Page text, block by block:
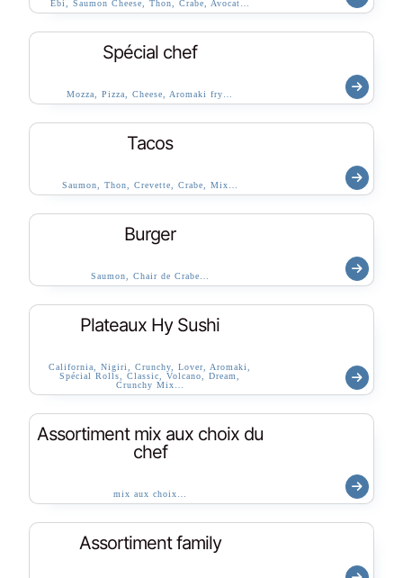
Ebi, Saumon Cheese, Thon, Crabe, Avocat…
Spécial chef
Mozza, Pizza, Cheese, Aromaki fry…
Tacos
Saumon, Thon, Crevette, Crabe, Mix…
Burger
Saumon, Chair de Crabe…
Plateaux Hy Sushi
California, Nigiri, Crunchy, Lover, Aromaki,
Spécial Rolls, Classic, Volcano, Dream,
Crunchy Mix…
Assortiment mix aux choix du
chef
mix aux choix…
Assortiment family